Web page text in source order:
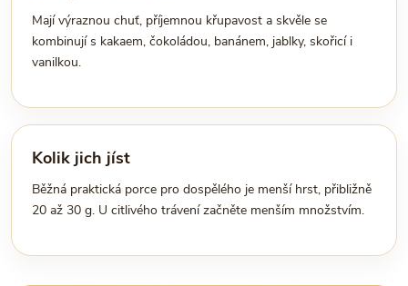
Mají výraznou chuť, příjemnou křupavost a skvěle se
kombinují s kakaem, čokoládou, banánem, jablky, skořicí i
vanilkou.
Kolik jich jíst
Běžná praktická porce pro dospělého je menší hrst, přibližně
20 až 30 g. U citlivého trávení začněte menším množstvím.